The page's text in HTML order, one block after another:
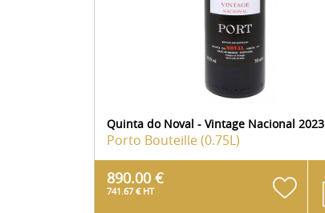
Quinta do Noval - Vintage Nacional 2023
Porto Bouteille (0.75L)
890.00 €
741.67 € HT